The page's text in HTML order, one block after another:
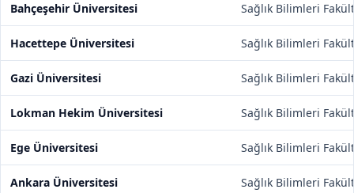
Bahçeşehir Üniversitesi Sağlık Bilimleri
Hacettepe Üniversitesi Sağlık Bilimleri
Gazi Üniversitesi Sağlık Bilimleri
Lokman Hekim Üniversitesi Sağlık Bilimleri
Ege Üniversitesi Sağlık Bilimleri
Ankara Üniversitesi Sağlık Bilimleri